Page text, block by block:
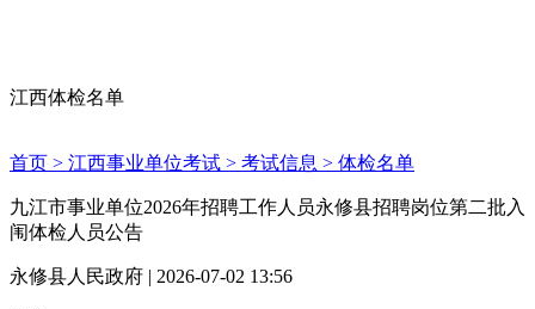
江西体检名单
首页 > 江西事业单位考试 > 考试信息 > 体检名单
九江市事业单位2026年招聘工作人员永修县招聘岗位第二批入
闱体检人员公告
永修县人民政府 | 2026-07-02 13:56